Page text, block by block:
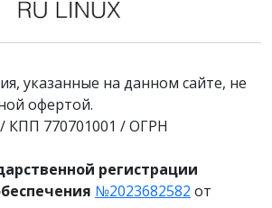
указанные на данном сайте, не
офертой.
КПП 770701001 / ОГРН
регистрации
№2023682582 от